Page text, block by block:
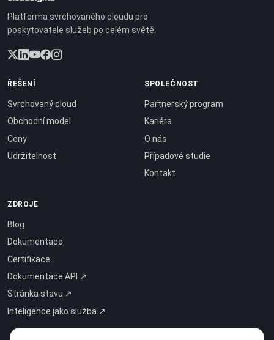
Platforma svrchovaného cloudu pro
poskytovatele služeb po celém světě.
ŘEŠENÍ
Svrchovaný cloud
Obchodní model
Ceny
Udržitelnost
SPOLEČNOST
Partnerský program
Kariéra
O nás
Případové studie
Kontakt
ZDROJE
Blog
Dokumentace
Certifikace
Dokumentace API ↗
Stránka stavu ↗
Inteligence jako služba ↗